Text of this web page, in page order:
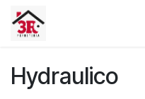
Ir al contenido
Hydraulico